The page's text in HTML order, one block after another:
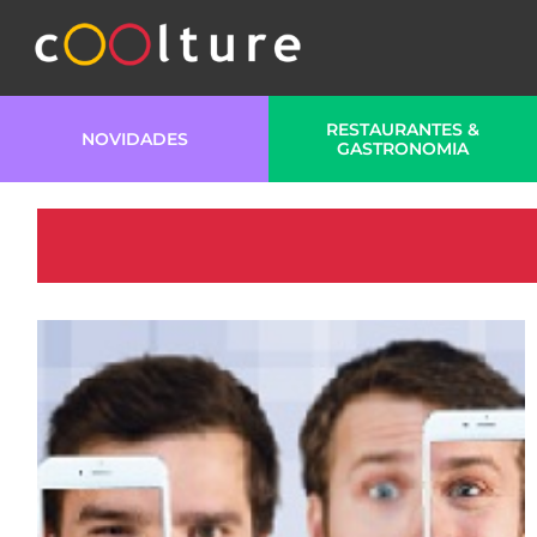
NOVIDADES
RESTAURANTES &
GASTRONOMIA